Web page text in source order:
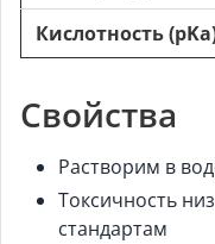
Кислотность
Свойства
Растворим в
Токсичность
стандартам